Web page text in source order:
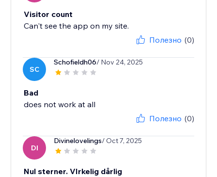
Visitor count
Can't see the app on my site.
Полезно (0)
SC
Schofieldh06/ Nov 24, 2025
Bad
does not work at all
Полезно (0)
DI
Divinelovelings/ Oct 7, 2025
Nul sterner. VIrkelig dårlig